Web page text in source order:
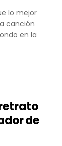
lo mejor
canción
en la
retrato
de